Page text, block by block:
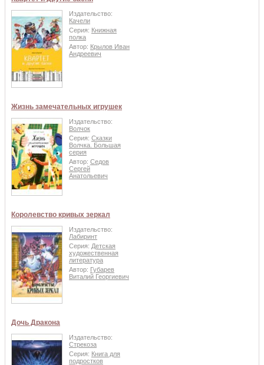
Издательство:
Качели
Серия: Книжная
полка
Автор: Крылов Иван
Андреевич
Жизнь замечательных игрушек
Издательство:
Волчок
Серия: Сказки
Волчка. Большая
серия
Автор: Седов
Сергей
Анатольевич
Королевство кривых зеркал
Издательство:
Лабиринт
Серия: Детская
художественная
литература
Автор: Губарев
Виталий Георгиевич
Дочь Дракона
Издательство:
Стрекоза
Серия: Книга для
подростков